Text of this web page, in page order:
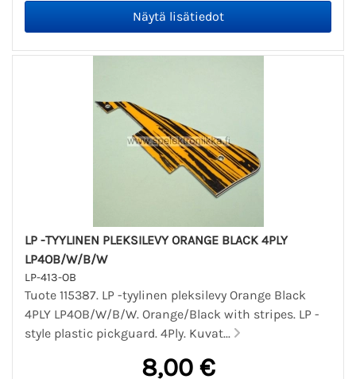
LP -TYYLINEN PLEKSILEVY ORANGE BLACK 4PLY
LP4OB/W/B/W
LP-413-OB
Tuote 115387. LP -tyylinen pleksilevy Orange Black
4PLY LP4OB/W/B/W. Orange/Black with stripes. LP -
style plastic pickguard. 4Ply. Kuvat...
8,00 €